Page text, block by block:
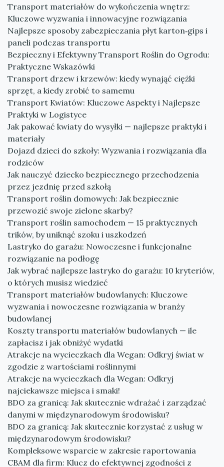
Transport materiałów do wykończenia wnętrz:
Kluczowe wyzwania i innowacyjne rozwiązania
Najlepsze sposoby zabezpieczania płyt karton‑gips i
paneli podczas transportu
Bezpieczny i Efektywny Transport Roślin do Ogrodu:
Praktyczne Wskazówki
Transport drzew i krzewów: kiedy wynająć ciężki
sprzęt, a kiedy zrobić to samemu
Transport Kwiatów: Kluczowe Aspekty i Najlepsze
Praktyki w Logistyce
Jak pakować kwiaty do wysyłki — najlepsze praktyki i
materiały
Dojazd dzieci do szkoły: Wyzwania i rozwiązania dla
rodziców
Jak nauczyć dziecko bezpiecznego przechodzenia
przez jezdnię przed szkołą
Transport roślin domowych: Jak bezpiecznie
przewozić swoje zielone skarby?
Transport roślin samochodem — 15 praktycznych
trików, by uniknąć szoku i uszkodzeń
Lastryko do garażu: Nowoczesne i funkcjonalne
rozwiązanie na podłogę
Jak wybrać najlepsze lastryko do garażu: 10 kryteriów,
o których musisz wiedzieć
Transport materiałów budowlanych: Kluczowe
wyzwania i nowoczesne rozwiązania w branży
budowlanej
Koszty transportu materiałów budowlanych — ile
zapłacisz i jak obniżyć wydatki
Atrakcje na wycieczkach dla Wegan: Odkryj świat w
zgodzie z wartościami roślinnymi
Atrakcje na wycieczkach dla Wegan: Odkryj
najciekawsze miejsca i smaki!
BDO za granicą: Jak skutecznie wdrażać i zarządzać
danymi w międzynarodowym środowisku?
BDO za granicą: Jak skutecznie korzystać z usług w
międzynarodowym środowisku?
Kompleksowe wsparcie w zakresie raportowania
CBAM dla firm: Klucz do efektywnej zgodności z